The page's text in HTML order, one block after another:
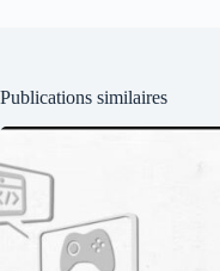
Publications similaires